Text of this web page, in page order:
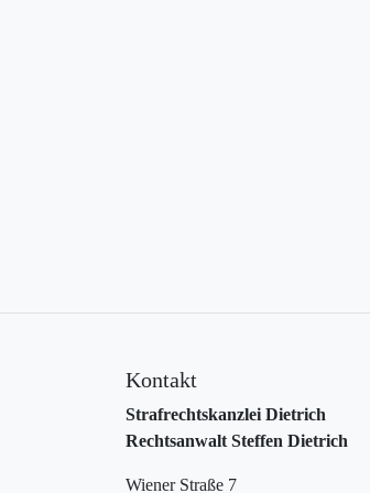
Kontakt
Strafrechtskanzlei Dietrich
Rechtsanwalt Steffen Dietrich
Wiener Straße 7